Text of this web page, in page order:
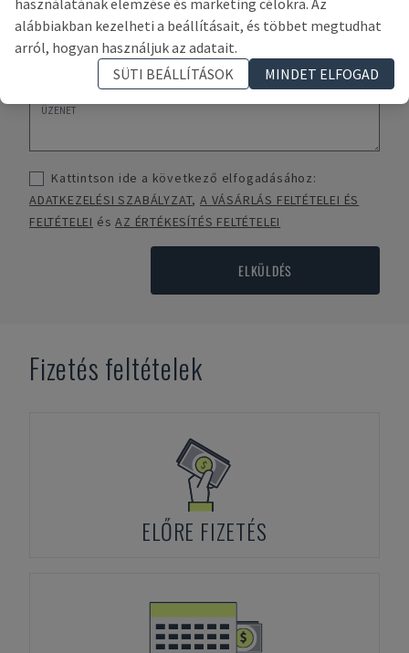
Kattintson ide a következő elfogadásához:
ADATKEZELÉSI SZABÁLYZAT,A VÁSÁRLÁS FELTÉTELEI ÉS
FELTÉTELEI ésAZ ÉRTÉKESÍTÉS FELTÉTELEI
ELKÜLDÉS
Fizetés feltételek
ELŐRE FIZETÉS
használatának elemzése és marketing célokra. Az
alábbiakban kezelheti a beállításait, és többet megtudhat
arról, hogyan használjuk az adatait.
SÜTI BEÁLLÍTÁSOK
MINDET ELFOGAD